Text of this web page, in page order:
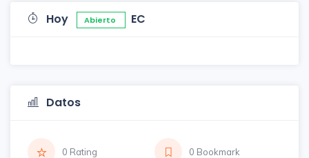
Hoy Abierto EC
Datos
0 Rating 0 Bookmark